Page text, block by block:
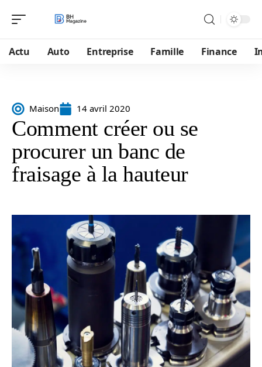
Actu Auto Entreprise Famille Finance
Maison 14 avril 2020
Comment créer ou se
procurer un banc de
fraisage à la hauteur